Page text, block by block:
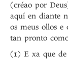
(créao por
aquí en diante
os meus ollos e
tan pronto
(1) E xa que